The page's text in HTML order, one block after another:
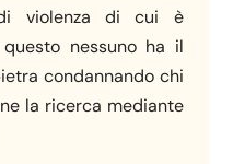
violenza di cui è
nessuno ha il
condannando chi
la ricerca mediante